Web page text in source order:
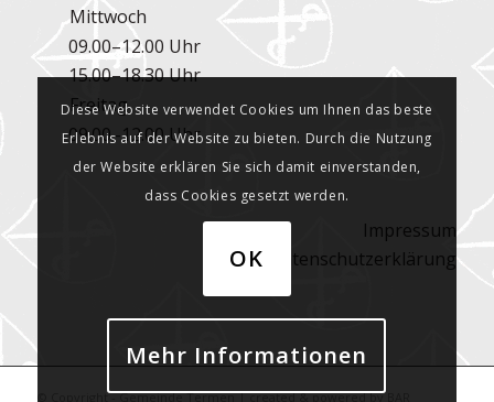
Mittwoch
09.00–12.00 Uhr
15.00–18.30 Uhr
Freitag
09.00–12.00 Uhr
Impressum
Datenschutzerklärung
© Copyright - Gemeinde Termen | created & powered by
Diese Website verwendet Cookies um Ihnen das beste
Erlebnis auf der Website zu bieten. Durch die Nutzung
der Website erklären Sie sich damit einverstanden,
dass Cookies gesetzt werden.
OK
Mehr Informationen